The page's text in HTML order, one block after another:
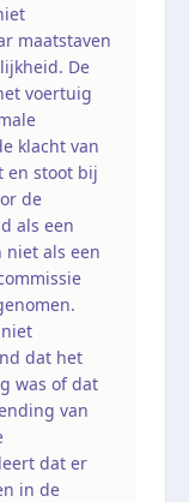
maatstaven
De
voertuig
klacht van
en stoot bij
de
als een
niet als een
dat het
was of dat
van
dat er
in de